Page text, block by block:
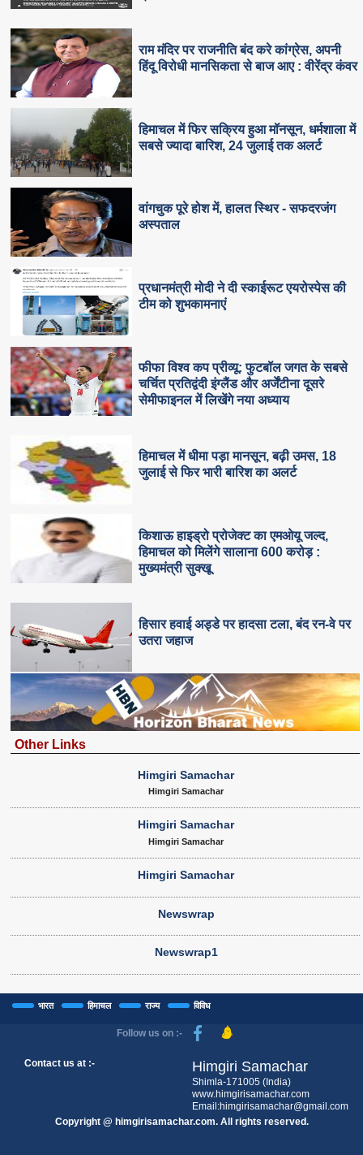
राम मंदिर पर राजनीति बंद करे कांग्रेस, अपनी
हिंदू विरोधी मानसिकता से बाज आए : वीरेंद्र कंवर
हिमाचल में फिर सक्रिय हुआ मॉनसून, धर्मशाला में
सबसे ज्यादा बारिश, 24 जुलाई तक अलर्ट
वांगचुक पूरे होश में, हालत स्थिर - सफदरजंग
अस्पताल
प्रधानमंत्री मोदी ने दी स्काईरूट एयरोस्पेस की
टीम को शुभकामनाएं
फीफा विश्व कप प्रीव्यू: फुटबॉल जगत के सबसे
चर्चित प्रतिद्वंदी इंग्लैंड और अर्जेंटीना दूसरे
सेमीफाइनल में लिखेंगे नया अध्याय
हिमाचल में धीमा पड़ा मानसून, बढ़ी उमस, 18
जुलाई से फिर भारी बारिश का अलर्ट
किशाऊ हाइड्रो प्रोजेक्ट का एमओयू जल्द,
हिमाचल को मिलेंगे सालाना 600 करोड़ :
मुख्यमंत्री सुक्खू
हिसार हवाई अड्डे पर हादसा टला, बंद रन-वे पर
उतरा जहाज
Other Links
Himgiri Samachar
Himgiri Samachar
Himgiri Samachar
Himgiri Samachar
Himgiri Samachar
Newswrap
Newswrap1
भारत हिमाचल राज्य विविध
Follow us on :-
Contact us at :- Himgiri Samachar
Shimla-171005 (India)
www.himgirisamachar.com
Email:himgirisamachar@gmail.com
Copyright @ himgirisamachar.com. All rights reserved.